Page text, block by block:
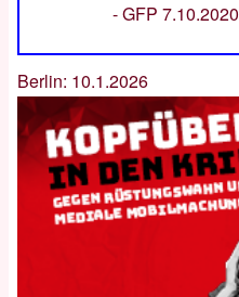
-GFP 7.10.2020
Berlin: 10.1.2026